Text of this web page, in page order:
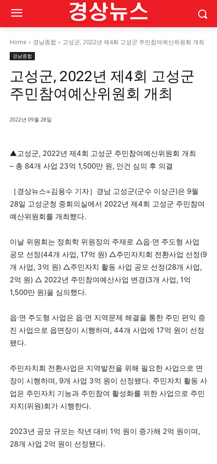
Home 경남종합 고성군, 2022년 제4회 고성군 주민참여예산위원회 개최
경남종합
고성군, 2022년 제4회 고성군
주민참여예산위원회 개최
2022년 09월 28일
▲고성군, 2022년 제4회 고성군 주민참여예산위원회 개최
– 총 84개 사업 23억 1,500만 원, 안건 심의 후 의결
［경상뉴스=김용수 기자］경남 고성군(군수 이상근)은 9월
28일 고성군청 중회의실에서 2022년 제4회 고성군 주민참여
예산위원회를 개최했다.
이날 위원회는 정희학 위원장의 주재로 △읍·면 주도형 사업
공모 선정(44개 사업, 17억 원) △주민자치회 전환사업 선정(9
개 사업, 3억 원) △주민자치 활동 사업 공모 선정(28개 사업,
2억 원) △ 2022년 주민참여예산사업 변경(3개 사업, 1억
1,500만 원)을 심의했다.
읍·면 주도형 사업은 읍·면 지역문제 해결을 통한 주민 편익 증
진 사업으로 읍면장이 시행하며, 44개 사업에 17억 원이 선정
됐다.
주민자치회 전환사업은 지역발전을 위해 필요한 사업으로 면
장이 시행하며, 9개 사업 3억 원이 선정됐다. 주민자치 활동 사
업은 주민자치 기능과 주민참여 활성화를 위한 사업으로 주민
자치(위원)회가 시행한다.
2023년 공모 규모는 작년 대비 1억 원이 증가해 2억 원이며,
28개 사업 2억 원이 선정됐다.